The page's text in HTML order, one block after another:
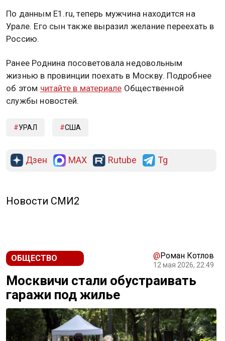
По данным Е1.ru, теперь мужчина находится на
Урале. Его сын также выразил желание переехать в
Россию.
Ранее Роднина посоветовала недовольным
жизнью в провинции поехать в Москву. Подробнее
об этом читайте в материале Общественной
службы новостей.
УРАЛ США
Дзен MAX Rutube Tg
Новости СМИ2
ОБЩЕСТВО @Роман Котлов
12 мая 2026, 22:49
Москвичи стали обустраивать
гаражи под жилье